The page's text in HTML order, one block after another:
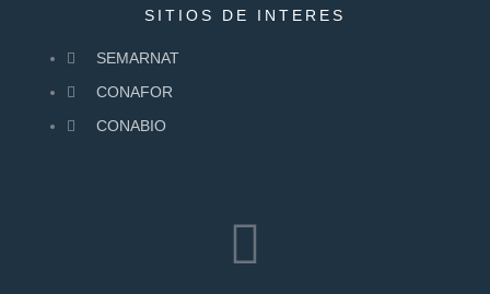
SITIOS DE INTERES
SEMARNAT
CONAFOR
CONABIO